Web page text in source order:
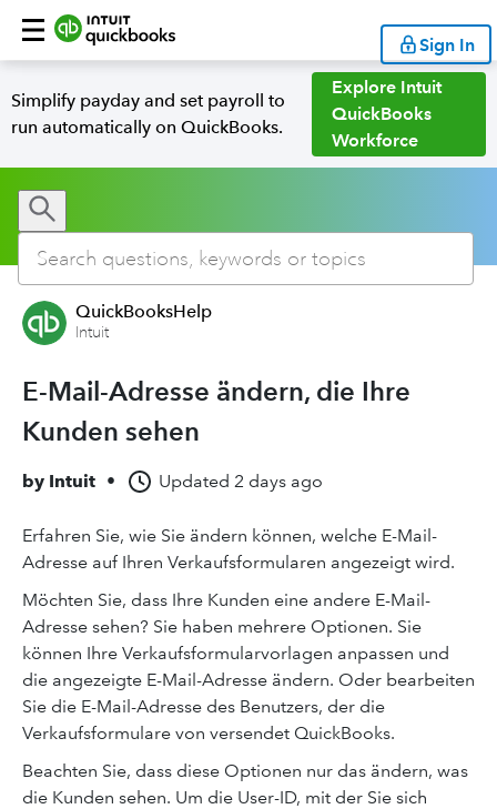
Sign In
Simplify payday and set payroll to
run automatically on QuickBooks.
Explore Intuit
QuickBooks
Workforce
QuickBooksHelp
Intuit
E-Mail-Adresse ändern, die Ihre
Kunden sehen
by Intuit • Updated 2 days ago
Erfahren Sie, wie Sie ändern können, welche E-Mail-
Adresse auf Ihren Verkaufsformularen angezeigt wird.
Möchten Sie, dass Ihre Kunden eine andere E-Mail-
Adresse sehen? Sie haben mehrere Optionen. Sie
können Ihre Verkaufsformularvorlagen anpassen und
die angezeigte E-Mail-Adresse ändern. Oder bearbeiten
Sie die E-Mail-Adresse des Benutzers, der die
Verkaufsformulare von versendet QuickBooks.
Beachten Sie, dass diese Optionen nur das ändern, was
die Kunden sehen. Um die User-ID, mit der Sie sich